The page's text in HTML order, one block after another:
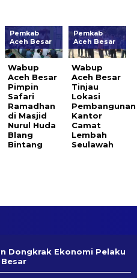
Pemkab
Aceh Besar
Wabup
Aceh Besar
Pimpin
Safari
Ramadhan
di Masjid
Nurul Huda
Blang
Bintang
Pemkab
Aceh Besar
Wabup
Aceh Besar
Tinjau
Lokasi
Pembangunan
Kantor
Camat
Lembah
Seulawah
Dongkrak Ekonomi Pelaku